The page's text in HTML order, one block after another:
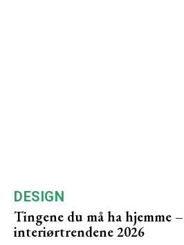
DESIGN
Tingene du må ha hjemme
interiørtrendene 2026